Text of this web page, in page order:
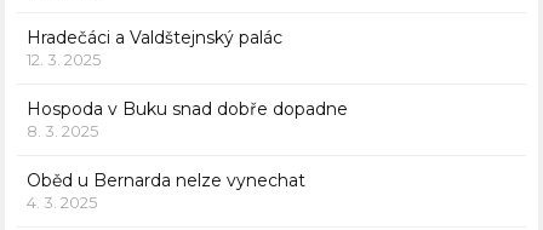
Hradečáci a Valdštejnský palác
12. 3. 2025
Hospoda v Buku snad dobře dopadne
8. 3. 2025
Oběd u Bernarda nelze vynechat
4. 3. 2025